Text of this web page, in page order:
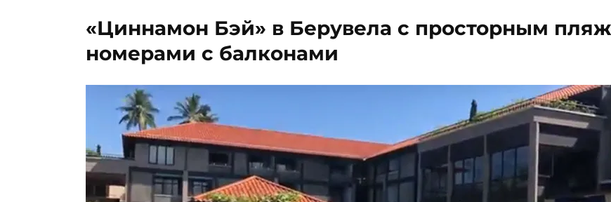
«Циннамон Бэй» в Берувела с просторным
номерами с балконами